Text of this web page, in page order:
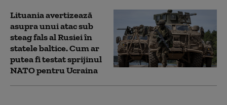
Lituania avertizează
asupra unui atac sub
steag fals al Rusiei în
statele baltice. Cum ar
putea fi testat sprijinul
NATO pentru Ucraina